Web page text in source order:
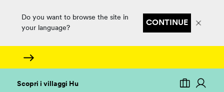
Do you want to browse the site in
your language?
CONTINUE
Scopri i villaggi Hu